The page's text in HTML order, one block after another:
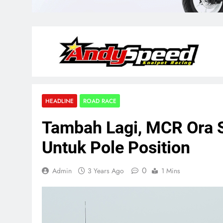
HEADLINE ROAD RACE
Tambah Lagi, MCR Ora
Untuk Pole Position
Admin 3 Years Ago 0 1 Mins